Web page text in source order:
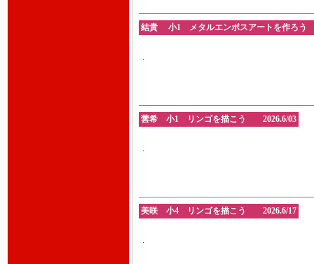
結貴 小1 メタルエンボスアートを作ろう
.
蕓希 小1 リンゴを描こう 2026.6/03
.
美咲 小4 リンゴを描こう 2026.6/17
.